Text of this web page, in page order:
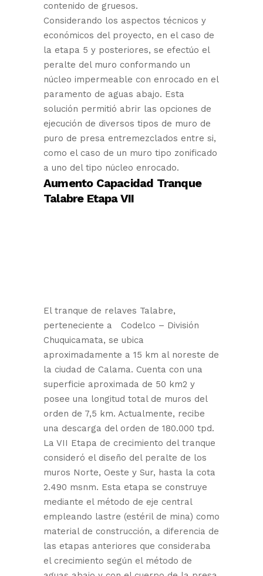
contenido de gruesos.
Considerando los aspectos técnicos y
económicos del proyecto, en el caso de
la etapa 5 y posteriores, se efectúo el
peralte del muro conformando un
núcleo impermeable con enrocado en el
paramento de aguas abajo. Esta
solución permitió abrir las opciones de
ejecución de diversos tipos de muro de
puro de presa entremezclados entre si,
como el caso de un muro tipo zonificado
a uno del tipo núcleo enrocado.
Aumento Capacidad Tranque
Talabre Etapa VII
El tranque de relaves Talabre,
perteneciente a Codelco – División
Chuquicamata, se ubica
aproximadamente a 15 km al noreste de
la ciudad de Calama. Cuenta con una
superficie aproximada de 50 km2 y
posee una longitud total de muros del
orden de 7,5 km. Actualmente, recibe
una descarga del orden de 180.000 tpd.
La VII Etapa de crecimiento del tranque
consideró el diseño del peralte de los
muros Norte, Oeste y Sur, hasta la cota
2.490 msnm. Esta etapa se construye
mediante el método de eje central
empleando lastre (estéril de mina) como
material de construcción, a diferencia de
las etapas anteriores que consideraba
el crecimiento según el método de